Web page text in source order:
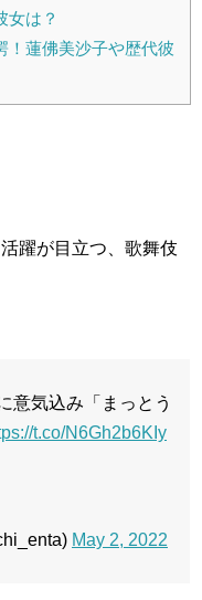
女は？
！蓮佛美沙子や歴代彼
躍が目立つ、歌舞伎
意気込み「まっとう
t.co/N6Gh2b6KIy
May 2, 2022